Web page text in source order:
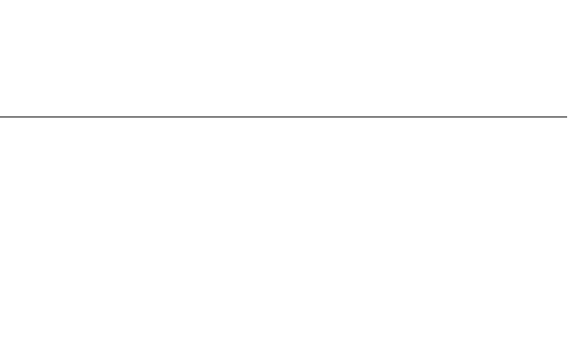
wurde (nachzulesen in meinem RGBW
Anforderungen ist der Fibaro RGBW nach wie